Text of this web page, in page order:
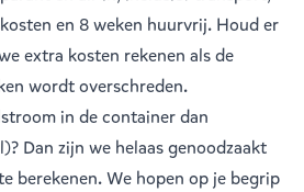
en 8 weken huurvrij. Houd er
extra kosten rekenen als de
wordt overschreden.
in de container dan
Dan zijn we helaas genoodzaakt
berekenen. We hopen op je begrip